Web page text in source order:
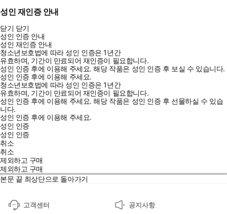
성인 재인증 안내
닫기 닫기
성인 인증 안내
성인 재인증 안내
청소년보호법에 따라 성인 인증은 1년간
유효하며, 기간이 만료되어 재인증이 필요합니다.
성인 인증 후에 이용해 주세요.해당 작품은 성인 인증 후 보실 수 있습니다.
성인 인증 후에 이용해 주세요.
청소년보호법에 따라 성인 인증은 1년간
유효하며, 기간이 만료되어 재인증이 필요합니다.
성인 인증 후에 이용해 주세요.해당 작품은 성인 인증 후 선물하실 수 있습
니다.
성인 인증 후에 이용해 주세요.
성인 인증
성인 인증
취소
취소
제외하고 구매
제외하고 구매
본문 끝 최상단으로 돌아가기
고객센터 공지사항